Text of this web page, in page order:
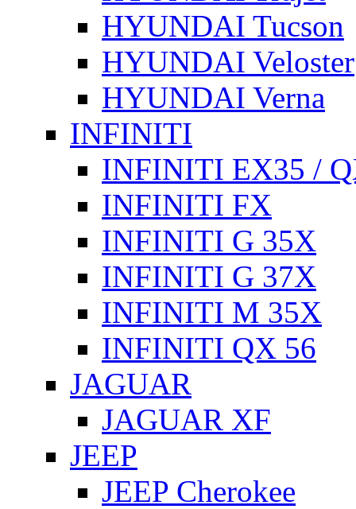
HYUNDAI Tucson
HYUNDAI Veloster
HYUNDAI Verna
INFINITI
INFINITI EX35 /
INFINITI FX
INFINITI G 35X
INFINITI G 37X
INFINITI M 35X
INFINITI QX 56
JAGUAR
JAGUAR XF
JEEP
JEEP Cherokee